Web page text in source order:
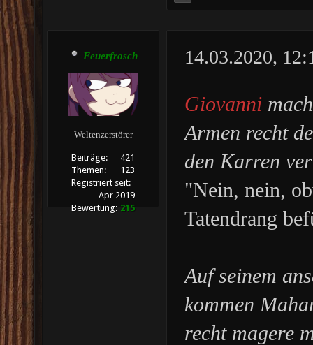
Feuerfrosch
Weltenzerstörer
Beiträge:
421
Themen:
123
Registriert seit:
Apr 2019
Bewertung: 215
14.03.2020,
Giovanni
Armen recht
den Karren
"Nein, nein,
Tatendrang
Auf seinem
kommen
recht magere